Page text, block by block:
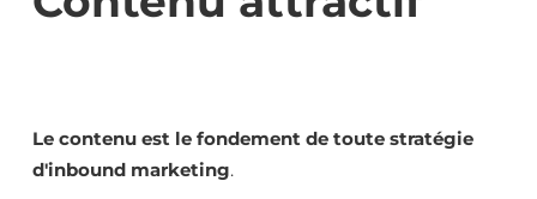
Le contenu est le fondement de toute stratégie
d'inbound marketing.